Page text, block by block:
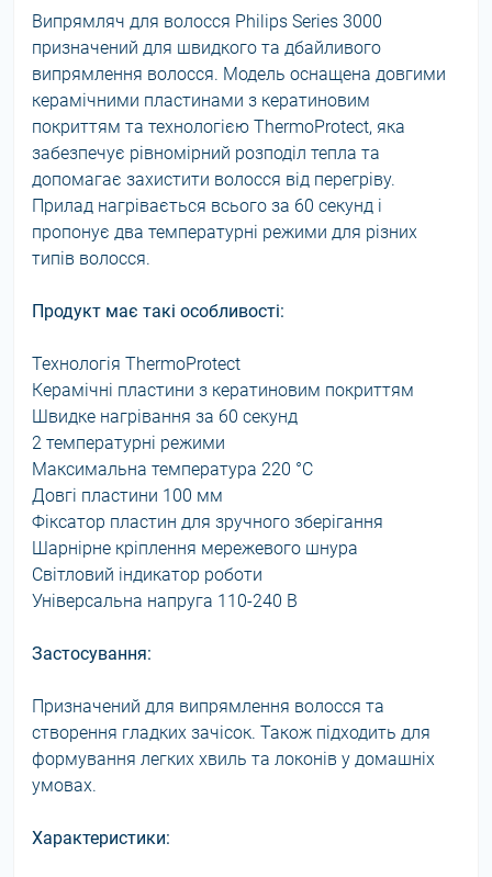
Випрямляч для волосся Philips Series 3000
призначений для швидкого та дбайливого
випрямлення волосся. Модель оснащена довгими
керамічними пластинами з кератиновим
покриттям та технологією ThermoProtect, яка
забезпечує рівномірний розподіл тепла та
допомагає захистити волосся від перегріву.
Прилад нагрівається всього за 60 секунд і
пропонує два температурні режими для різних
типів волосся.
Продукт має такі особливості:
Технологія ThermoProtect
Керамічні пластини з кератиновим покриттям
Швидке нагрівання за 60 секунд
2 температурні режими
Максимальна температура 220 °C
Довгі пластини 100 мм
Фіксатор пластин для зручного зберігання
Шарнірне кріплення мережевого шнура
Світловий індикатор роботи
Універсальна напруга 110-240 В
Застосування:
Призначений для випрямлення волосся та
створення гладких зачісок. Також підходить для
формування легких хвиль та локонів у домашніх
умовах.
Характеристики: